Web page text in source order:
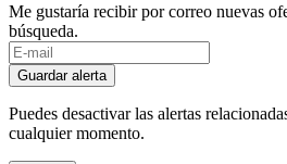
Me gustaría recibir por correo nuevas
búsqueda.
Guardar alerta
Puedes desactivar las alertas
cualquier momento.